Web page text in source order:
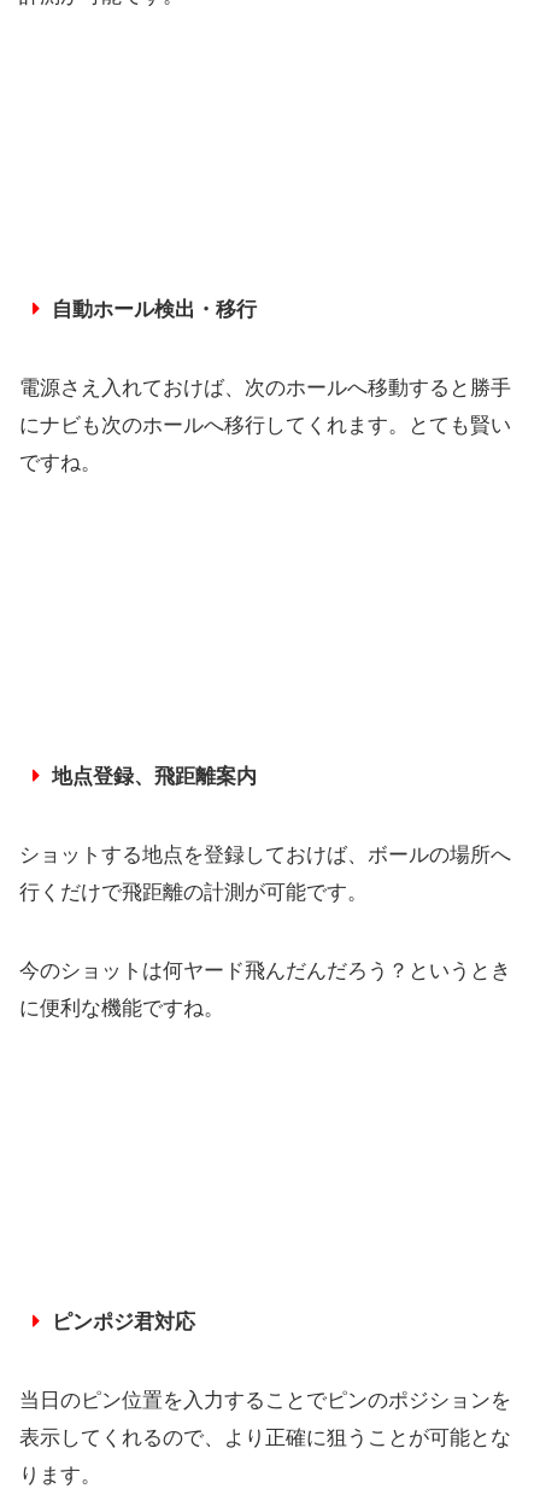
自動ホール検出・移行
電源さえ入れておけば、次のホールへ移動すると勝手
にナビも次のホールへ移行してくれます。とても賢い
ですね。
地点登録、飛距離案内
ショットする地点を登録しておけば、ボールの場所へ
行くだけで飛距離の計測が可能です。
今のショットは何ヤード飛んだんだろう？というとき
に便利な機能ですね。
ピンポジ君対応
当日のピン位置を入力することでピンのポジションを
表示してくれるので、より正確に狙うことが可能とな
ります。